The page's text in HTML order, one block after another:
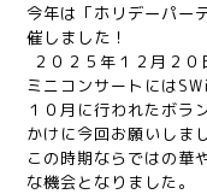
今年は「ホリデーパー
催しました！
２０２５年１２月２０
ミニコンサートには
１０月に行われたボラ
かけに今回お願いしまし
この時期ならではの華
な機会となりました。